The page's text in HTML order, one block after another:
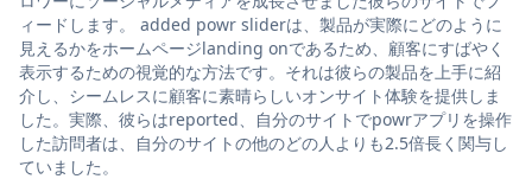
ィードします。 added powr sliderは、製品が実際にどのように
見えるかをホームページlanding onであるため、顧客にすばやく
表示するための視覚的な方法です。それは彼らの製品を上手に紹
介し、シームレスに顧客に素晴らしいオンサイト体験を提供しま
した。実際、彼らはreported、自分のサイトでpowrアプリを操作
した訪問者は、自分のサイトの他のどの人よりも2.5倍長く関与し
ていました。